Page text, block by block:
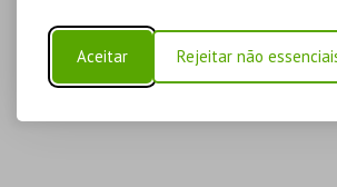
Aceitar Rejeitar não